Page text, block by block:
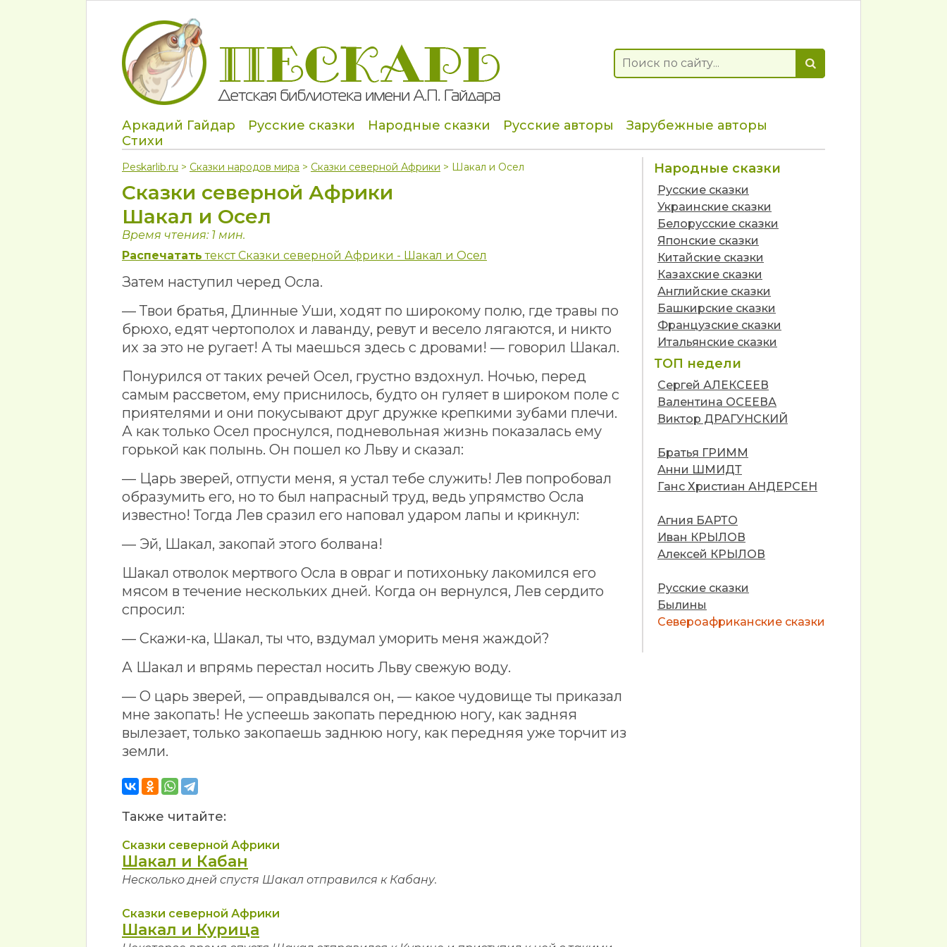
Аркадий Гайдар Русские сказки Народные сказки Русские авторы
Зарубежные авторы
Стихи
Peskarlib.ru > Сказки народов мира > Сказки северной Африки > Шакал и Осел
Сказки северной Африки
Шакал и Осел
Время чтения: 1 мин.
Распечатать текст Сказки северной Африки - Шакал и Осел
Затем наступил черед Осла.
— Твои братья, Длинные Уши, ходят по широкому полю, где травы по
брюхо, едят чертополох и лаванду, ревут и весело лягаются, и никто
их за это не ругает! А ты маешься здесь с дровами! — говорил Шакал.
Понурился от таких речей Осел, грустно вздохнул. Ночью, перед
самым рассветом, ему приснилось, будто он гуляет в широком поле с
приятелями и они покусывают друг дружке крепкими зубами плечи.
А как только Осел проснулся, подневольная жизнь показалась ему
горькой как полынь. Он пошел ко Льву и сказал:
— Царь зверей, отпусти меня, я устал тебе служить! Лев попробовал
образумить его, но то был напрасный труд, ведь упрямство Осла
известно! Тогда Лев сразил его наповал ударом лапы и крикнул:
— Эй, Шакал, закопай этого болвана!
Шакал отволок мертвого Осла в овраг и потихоньку лакомился его
мясом в течение нескольких дней. Когда он вернулся, Лев сердито
спросил:
— Скажи-ка, Шакал, ты что, вздумал уморить меня жаждой?
А Шакал и впрямь перестал носить Льву свежую воду.
— О царь зверей, — оправдывался он, — какое чудовище ты приказал
мне закопать! Не успеешь закопать переднюю ногу, как задняя
вылезает, только закопаешь заднюю ногу, как передняя уже торчит из
земли.
Также читайте:
Сказки северной Африки
Шакал и Кабан
Несколько дней спустя Шакал отправился к Кабану.
Сказки северной Африки
Шакал и Курица
Народные сказки
Русские сказки
Украинские сказки
Белорусские сказки
Японские сказки
Китайские сказки
Казахские сказки
Английские сказки
Башкирские сказки
Французские сказки
Итальянские сказки
ТОП недели
Сергей АЛЕКСЕЕВ
Валентина ОСЕЕВА
Виктор ДРАГУНСКИЙ
Братья ГРИММ
Анни ШМИДТ
Ганс Христиан АНДЕРСЕН
Агния БАРТО
Иван КРЫЛОВ
Алексей КРЫЛОВ
Русские сказки
Былины
Североафриканские сказки